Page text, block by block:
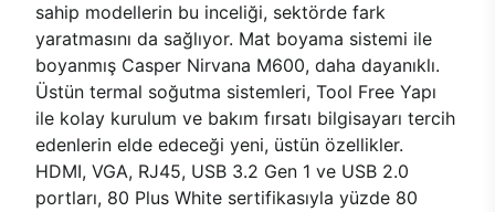
sahip modellerin bu inceliği, sektörde fark
yaratmasını da sağlıyor. Mat boyama sistemi ile
boyanmış Casper Nirvana M600, daha dayanıklı.
Üstün termal soğutma sistemleri, Tool Free Yapı
ile kolay kurulum ve bakım fırsatı bilgisayarı tercih
edenlerin elde edeceği yeni, üstün özellikler.
HDMI, VGA, RJ45, USB 3.2 Gen 1 ve USB 2.0
portları, 80 Plus White sertifikasıyla yüzde 80